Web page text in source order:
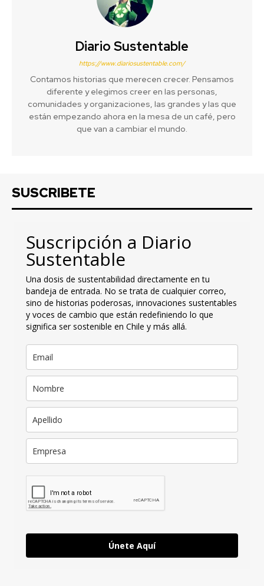
Diario Sustentable
https://www.diariosustentable.com/
Contamos historias que merecen crecer. Pensamos
diferente y elegimos creer en las personas,
comunidades y organizaciones, las grandes y las que
están empezando ahora en la mesa de un café, pero
que van a cambiar el mundo.
SUSCRIBETE
Suscripción a Diario
Sustentable
Una dosis de sustentabilidad directamente en tu
bandeja de entrada. No se trata de cualquier correo,
sino de historias poderosas, innovaciones sustentables
y voces de cambio que están redefiniendo lo que
significa ser sostenible en Chile y más allá.
Únete Aquí